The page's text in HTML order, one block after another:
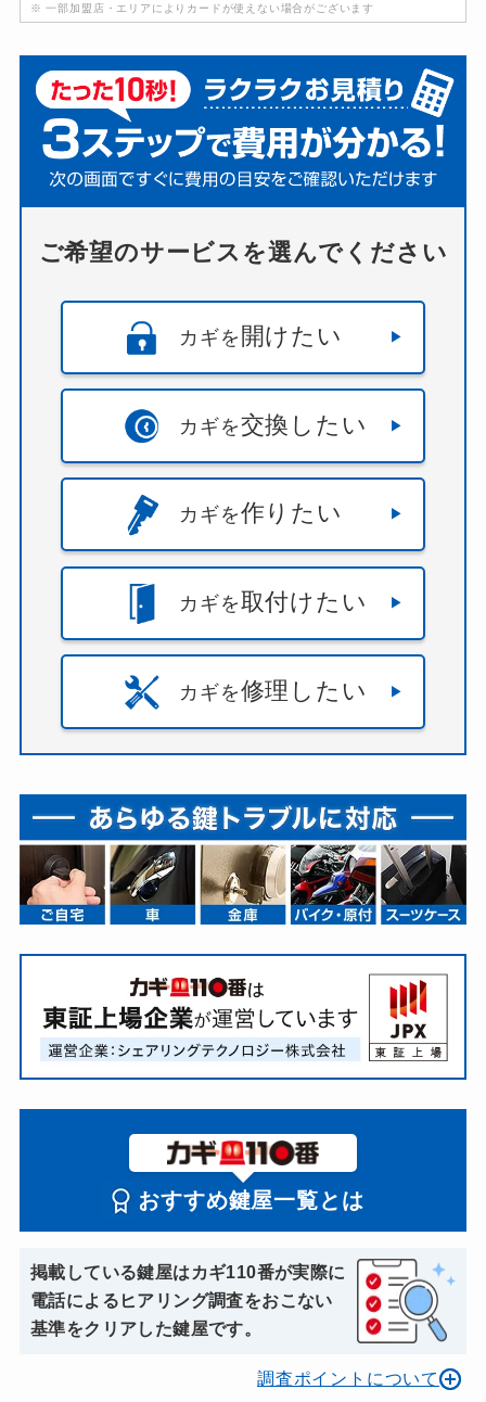
※ 一部加盟店・エリアによりカードが使えない場合がございます
ご希望のサービスを選んでください
カギを 開けたい
カギを交換したい
カギを作りたい
カギを取付けたい
カギを修理したい
おすすめ鍵屋一覧とは
掲載している鍵屋はカギ110番が実際に
電話によるヒアリング調査をおこない
基準をクリアした鍵屋です。
調査ポイントについて